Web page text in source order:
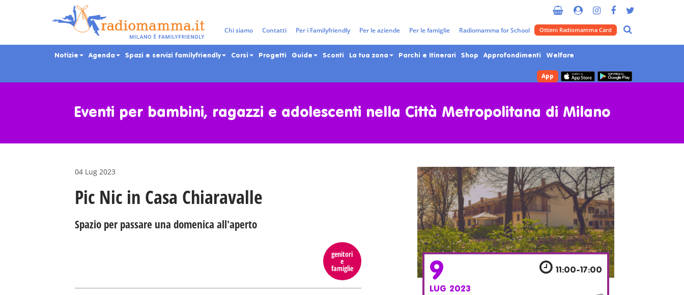
Chi siamo Contatti Per i Familyfriendly Per le aziende Per le famiglie Radiomamma for School Ottieni Radiomamma Card
Notizie Agenda Spazi e servizi familyfriendly Corsi Progetti Guide Sconti La tua zona Parchi e Itinerari Shop Approfondimenti Welfare
App
Eventi per bambini, ragazzi e adolescenti nella Città Metropolitana di Milano
04 Lug 2023
Pic Nic in Casa Chiaravalle
Spazio per passare una domenica all'aperto
genitori
e
famiglie 9
LUG 2023
11:00-17:00